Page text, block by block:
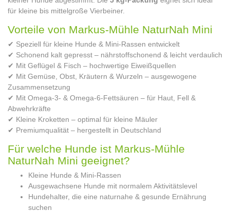
für kleine bis mittelgroße Vierbeiner.
Vorteile von Markus-Mühle NaturNah Mini
✔ Speziell für kleine Hunde & Mini-Rassen entwickelt
✔ Schonend kalt gepresst – nährstoffschonend & leicht verdaulich
✔ Mit Geflügel & Fisch – hochwertige Eiweißquellen
✔ Mit Gemüse, Obst, Kräutern & Wurzeln – ausgewogene
Zusammensetzung
✔ Mit Omega-3- & Omega-6-Fettsäuren – für Haut, Fell &
Abwehrkräfte
✔ Kleine Kroketten – optimal für kleine Mäuler
✔ Premiumqualität – hergestellt in Deutschland
Für welche Hunde ist Markus-Mühle
NaturNah Mini geeignet?
Kleine Hunde & Mini-Rassen
Ausgewachsene Hunde mit normalem Aktivitätslevel
Hundehalter, die eine naturnahe & gesunde Ernährung
suchen